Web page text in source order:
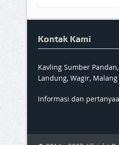
Kontak Kami
Kavling Sumber
Landung, Wagir, Malang
Informasi dan